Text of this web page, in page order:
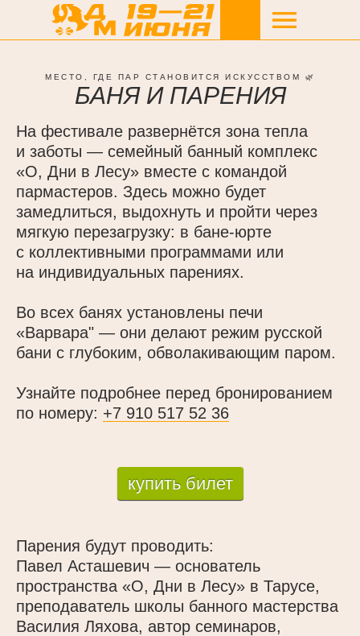
МЕСТО, ГДЕ ПАР СТАНОВИТСЯ ИСКУССТВОМ 🌿
БАНЯ И ПАРЕНИЯ
На фестивале развернётся зона тепла
и заботы — семейный банный комплекс
«О, Дни в Лесу» вместе с командой
пармастеров. Здесь можно будет
замедлиться, выдохнуть и пройти через
мягкую перезагрузку: в бане-юрте
с коллективными программами или
на индивидуальных парениях.
Во всех банях установлены печи
«Варвара" — они делают режим русской
бани с глубоким, обволакивающим паром.
Узнайте подробнее перед бронированием
по номеру: +7 910 517 52 36
купить билет
Парения будут проводить:
Павел Асташевич — основатель
пространства «О, Дни в Лесу» в Тарусе,
преподаватель школы банного мастерства
Василия Ляхова, автор семинаров,